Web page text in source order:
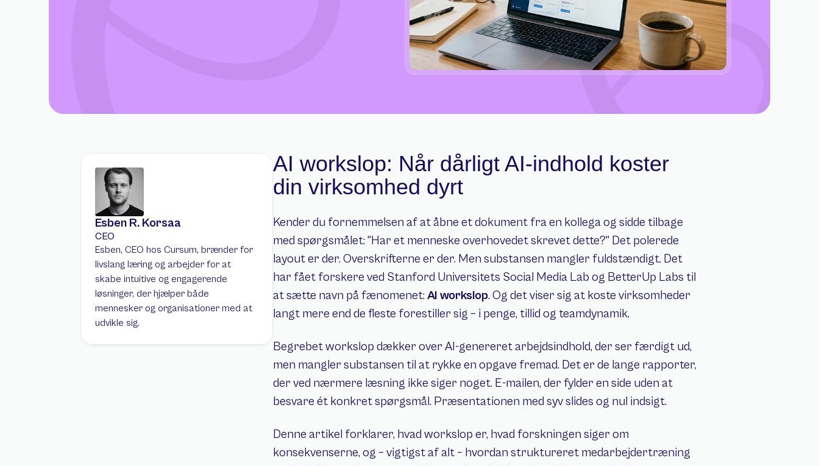
Esben R. Korsaa
CEO
Esben, CEO hos Cursum, brænder for
livslang læring og arbejder for at
skabe intuitive og engagerende
løsninger, der hjælper både
mennesker og organisationer med at
udvikle sig.
AI workslop: Når dårligt AI-indhold koster
din virksomhed dyrt
Kender du fornemmelsen af at åbne et dokument fra en kollega og sidde tilbage
med spørgsmålet: "Har et menneske overhovedet skrevet dette?" Det polerede
layout er der. Overskrifterne er der. Men substansen mangler fuldstændigt. Det
har fået forskere ved Stanford Universitets Social Media Lab og BetterUp Labs til
at sætte navn på fænomenet: AI workslop. Og det viser sig at koste virksomheder
langt mere end de fleste forestiller sig – i penge, tillid og teamdynamik.
Begrebet workslop dækker over AI-genereret arbejdsindhold, der ser færdigt ud,
men mangler substansen til at rykke en opgave fremad. Det er de lange rapporter,
der ved nærmere læsning ikke siger noget. E-mailen, der fylder en side uden at
besvare ét konkret spørgsmål. Præsentationen med syv slides og nul indsigt.
Denne artikel forklarer, hvad workslop er, hvad forskningen siger om
konsekvenserne, og – vigtigst af alt – hvordan struktureret medarbejdertræning